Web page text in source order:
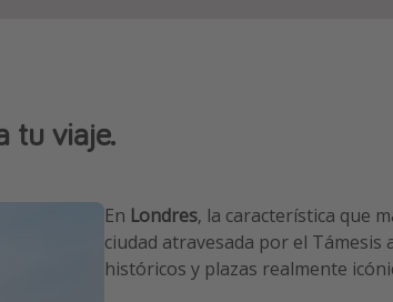
tu viaje.
En Londres, la característica que
ciudad atravesada por el
históricos y plazas realmente